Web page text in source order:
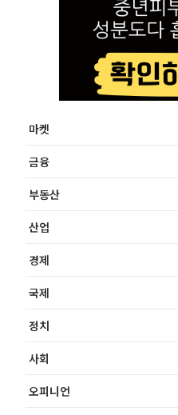
마켓
금융
부동산
산업
경제
국제
정치
사회
오피니언